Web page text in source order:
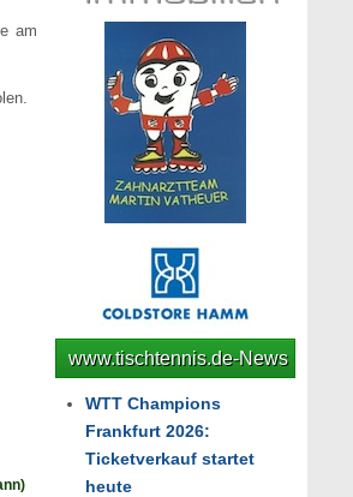
am
www.tischtennis.de-News
WTT Champions
Frankfurt 2026:
Ticketverkauf startet
heute